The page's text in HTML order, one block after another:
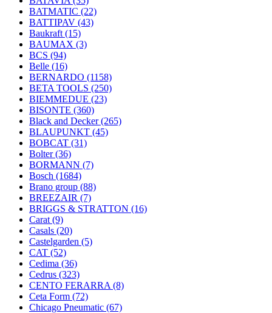
BATMATIC (22)
BATTIPAV (43)
Baukraft (15)
BAUMAX (3)
BCS (94)
Belle (16)
BERNARDO (1158)
BETA TOOLS (250)
BIEMMEDUE (23)
BISONTE (360)
Black and Decker(265)
BLAUPUNKT (45)
BOBCAT (31)
Bolter(36)
BORMANN (7)
Bosch (1684)
Brano group (88)
BREEZAIR (7)
BRIGGS & STRATTON (16)
Carat (9)
Casals (20)
Castelgarden (5)
CAT (52)
Cedima (36)
Cedrus (323)
CENTO FERARRA (8)
Ceta Form (72)
Chicago Pneumatic (67)